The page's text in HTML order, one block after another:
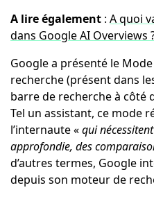
A lire également: A quoi
dans Google AI Overviews
Google a présenté le
recherche (présent dans
barre de recherche à côté
Tel un assistant, ce mode
l’internaute «qui
approfondie, des
d’autres termes, Google
depuis son moteur de